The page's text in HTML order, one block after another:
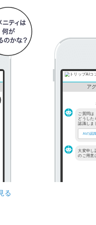
る
ア
ご質問は
どうした
認識しま
AIの認
大変申し
のご用意